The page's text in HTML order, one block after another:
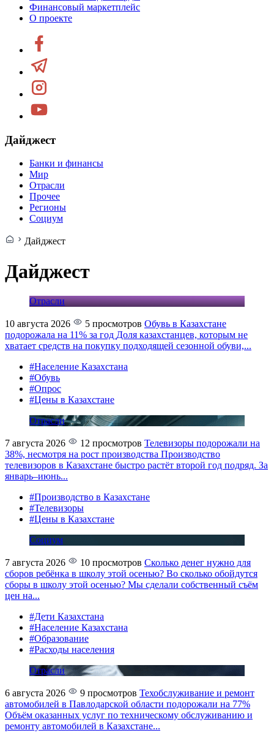
Финансовый маркетплейс
О проекте
Дайджест
Банки и финансы
Мир
Отрасли
Прочее
Регионы
Социум
Дайджест
Дайджест
Отрасли
10 августа 2026 5 просмотров Обувь в Казахстане
подорожала на 11% за год Доля казахстанцев, которым не
хватает средств на покупку подходящей сезонной обуви,...
#Население Казахстана
#Обувь
#Опрос
#Цены в Казахстане
Отрасли
7 августа 2026 12 просмотров Телевизоры подорожали на
38%, несмотря на рост производства Производство
телевизоров в Казахстане быстро растёт второй год подряд. За
январь–июнь...
#Производство в Казахстане
#Телевизоры
#Цены в Казахстане
Социум
7 августа 2026 10 просмотров Сколько денег нужно для
сборов ребёнка в школу этой осенью? Во сколько обойдутся
сборы в школу этой осенью? Мы сделали собственный съём
цен на...
#Дети Казахстана
#Население Казахстана
#Образование
#Расходы населения
Отрасли
6 августа 2026 9 просмотров Техобслуживание и ремонт
автомобилей в Павлодарской области подорожали на 77%
Объём оказанных услуг по техническому обслуживанию и
ремонту автомобилей в Казахстане...